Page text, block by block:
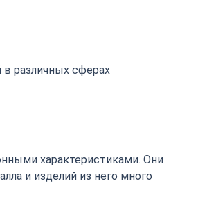
различных сферах
характеристиками. Они
и изделий из него много